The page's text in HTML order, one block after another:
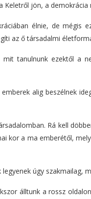
Keletről jön, a demokrácia
élnie, de mégis
az ő társadalmi
tanulnunk ezektől a
alig beszélnek
Rá kell
kor a ma emberétől,
úgy szakmailag,
álltunk a rossz